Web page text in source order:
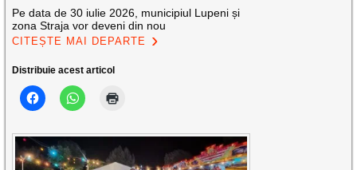
Pe data de 30 iulie 2026, municipiul Lupeni și
zona Straja vor deveni din nou
CITEȘTE MAI DEPARTE
Distribuie acest articol